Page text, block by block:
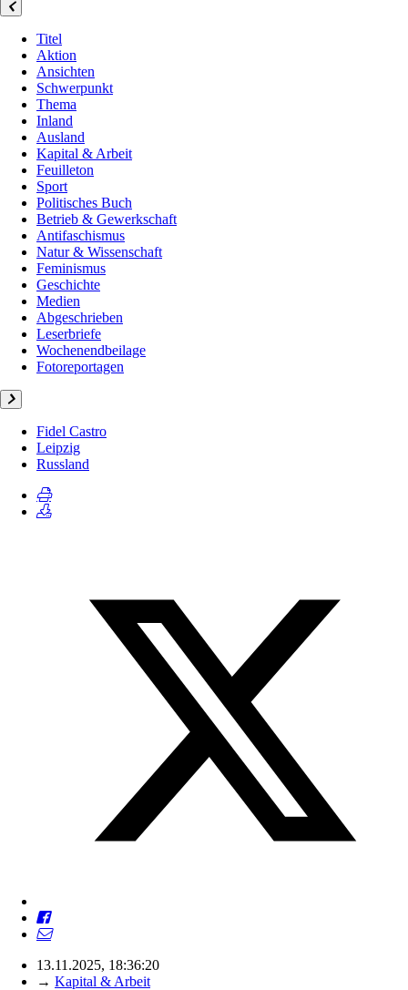
Titel
Aktion
Ansichten
Schwerpunkt
Thema
Inland
Ausland
Kapital & Arbeit
Feuilleton
Sport
Politisches Buch
Betrieb & Gewerkschaft
Antifaschismus
Natur & Wissenschaft
Feminismus
Geschichte
Medien
Abgeschrieben
Leserbriefe
Wochenendbeilage
Fotoreportagen
Fidel Castro
Leipzig
Russland
13.11.2025, 18:36:20
→ Kapital & Arbeit